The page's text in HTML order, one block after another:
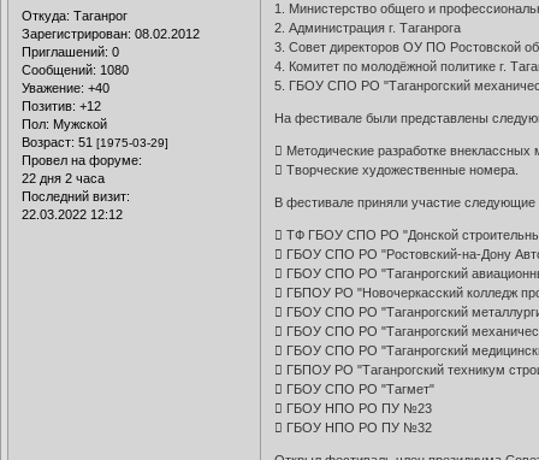
Откуда: Таганрог
Зарегистрирован: 08.02.2012
Приглашений: 0
Сообщений: 1080
Уважение: +40
Позитив: +12
Пол: Мужской
Возраст: 51 [1975-03-29]
Провел на форуме:
22 дня 2 часа
Последний визит:
22.03.2022 12:12
1. Министерство общего и
2. Администрация г. Таганрога
3. Совет директоров ОУ ПО Ростовской
4. Комитет по молодёжной политике г.
5. ГБОУ СПО РО "Таганрогский
На фестивале были представлены
 Методические разработке внеклассных
 Творческие художественные номера.
В фестивале приняли участие
 ТФ ГБОУ СПО РО "Донской
 ГБОУ СПО РО "Ростовский-на-Дону
 ГБОУ СПО РО "Таганрогский
 ГБПОУ РО "Новочеркасский колледж
 ГБОУ СПО РО "Таганрогский
 ГБОУ СПО РО "Таганрогский
 ГБОУ СПО РО "Таганрогский
 ГБПОУ РО "Таганрогский техникум
 ГБОУ СПО РО "Тагмет"
 ГБОУ НПО РО ПУ №23
 ГБОУ НПО РО ПУ №32